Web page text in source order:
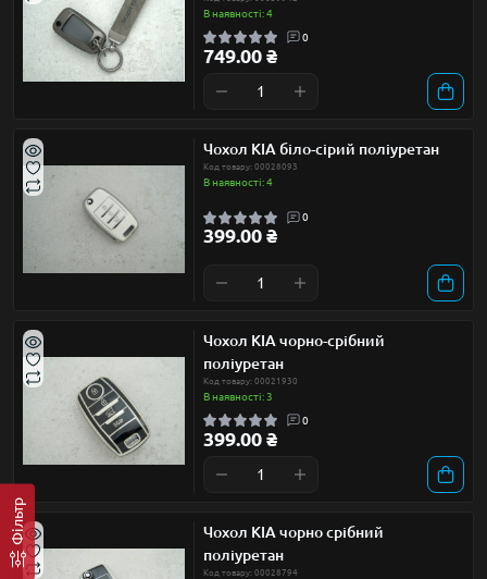
Фільтр
В наявності: 4
0
749.00 ₴
Чохол KIA біло-сірий поліуретан
Код товару: 00028093
В наявності: 4
0
399.00 ₴
Чохол KIA чорно-срібний
поліуретан
Код товару: 00021930
В наявності: 3
0
399.00 ₴
Чохол KIA чорно срібний
поліуретан
Код товару: 00028794